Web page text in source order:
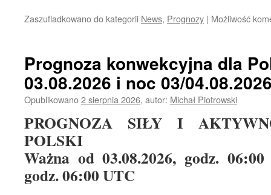
Zaszufladkowano do kategorii News, Prognozy | Możliwość
Prognoza konwekcyjna dla
03.08.2026 i noc 03/
Opublikowano2 sierpnia 2026, autor: Michał Piotrowski
PROGNOZA SIŁY I
POLSKI
Ważna od 03.08.2026, godz.
godz. 06:00 UTC